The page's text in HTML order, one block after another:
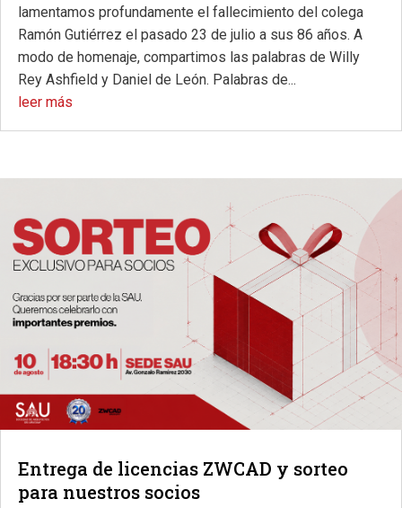
lamentamos profundamente el fallecimiento del colega
Ramón Gutiérrez el pasado 23 de julio a sus 86 años. A
modo de homenaje, compartimos las palabras de Willy
Rey Ashfield y Daniel de León. Palabras de...
leer más
Entrega de licencias ZWCAD y sorteo
para nuestros socios